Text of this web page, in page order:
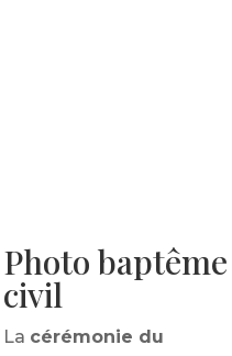
Photo baptême
civil
La cérémonie du